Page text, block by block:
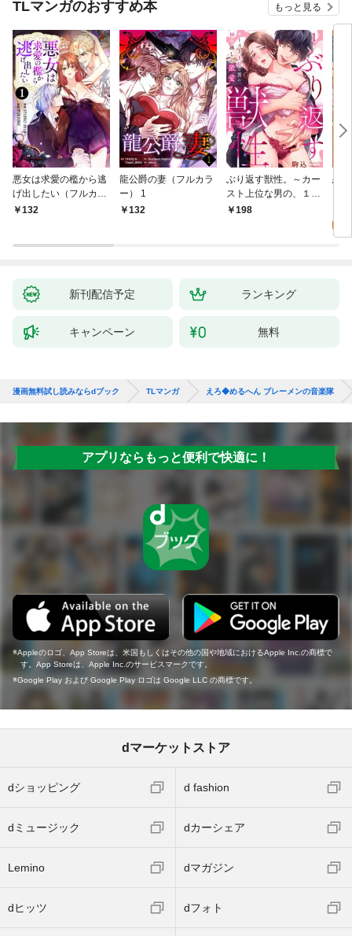
TLマンガのおすすめ本 もっと見る
悪女は求愛の檻から逃
げ出したい（フルカラ
ー） 1
132
龍公爵の妻（フルカラ
ー） 1
132
ぶり返す獣性。～カー
スト上位な男の、１０
年越しの激愛１
198
恋
新刊配信予定 ランキング
キャンペーン 無料
漫画無料試し読みならdブック TLマンガ えろ◆めるへん ブレーメンの音楽隊
アプリならもっと便利で快適に！
Appleのロゴ、App Storeは、米国もしくはその他の国や地域におけるApple Inc.の商標で
す。App Storeは、Apple Inc.のサービスマークです。
Google Play および Google Play ロゴは Google LLC の商標です。
dマーケットストア
dショッピング d fashion
dミュージック dカーシェア
Lemino dマガジン
dヒッツ dフォト